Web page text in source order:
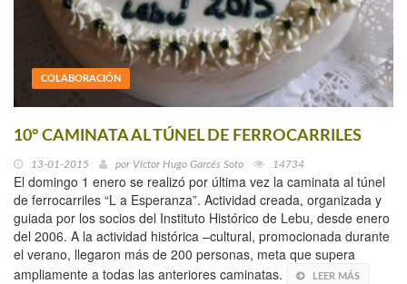
COLABORACIÓN
10° CAMINATA AL TÚNEL DE FERROCARRILES
13-01-2015 por Víctor Hugo Garcés Soto 14734
El domingo 1 enero se realizó por última vez la caminata al túnel
de ferrocarriles “L a Esperanza”. Actividad creada, organizada y
guiada por los socios del Instituto Histórico de Lebu, desde enero
del 2006. A la actividad histórica –cultural, promocionada durante
el verano, llegaron más de 200 personas, meta que supera
ampliamente a todas las anteriores caminatas.
LEER MÁS